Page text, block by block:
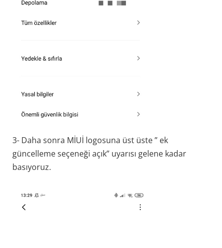
3- Daha sonra MİUİ logosuna üst üste ” ek
güncelleme seçeneği açık” uyarısı gelene kadar
basıyoruz.